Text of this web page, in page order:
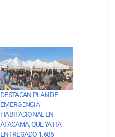
DESTACAN PLAN DE
EMERGENCIA
HABITACIONAL EN
ATACAMA, QUE YA HA
ENTREGADO 1.686